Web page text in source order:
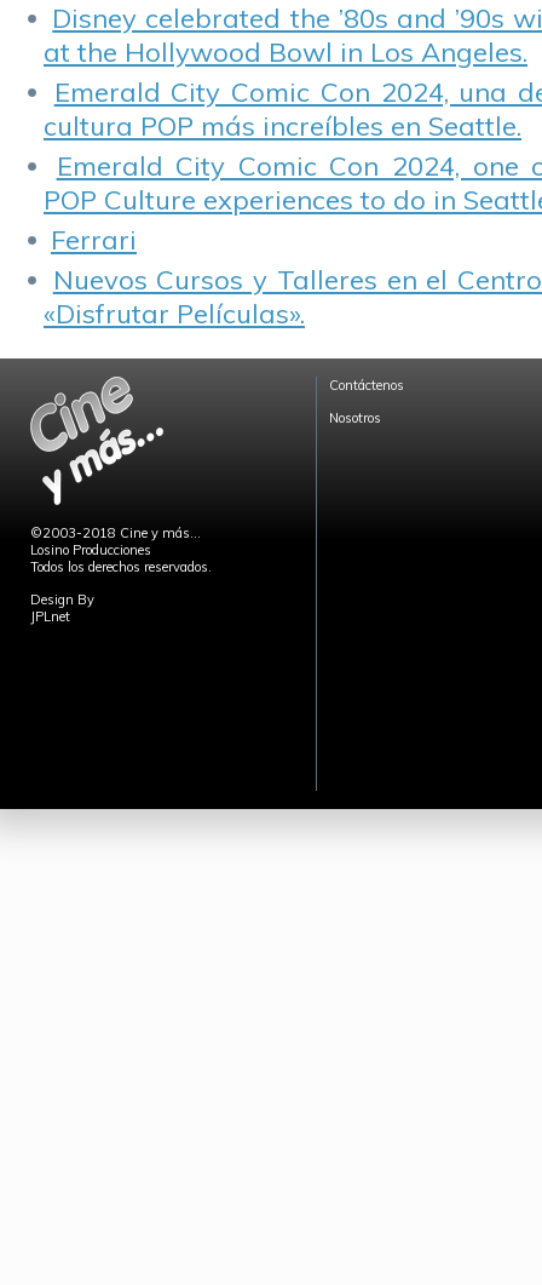
Disney celebrated the ’80s and ’90s
at the Hollywood Bowl in Los Angeles.
Emerald City Comic Con 2024, una
cultura POP más increíbles en Seattle.
Emerald City Comic Con 2024,
POP Culture experiences to do in
Ferrari
Nuevos Cursos y Talleres en el
«Disfrutar Películas».
©2003-2018 Cine y más...
Losino Producciones
Todos los derechos reservados.
Design By
JPLnet
Contáctenos
Nosotros